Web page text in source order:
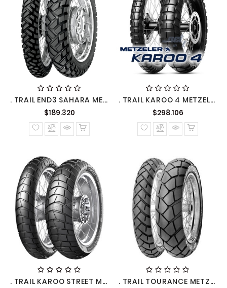
. TRAIL END3 SAHARA METZELER
$189.320Precio
normal
. TRAIL KAROO 4 METZELER
$298.106Precio
normal
. TRAIL KAROO STREET METZELER
. TRAIL TOURANCE METZELER